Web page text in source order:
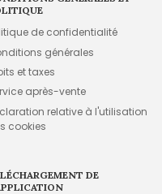
de confidentialité
générales
et taxes
après-vente
relative à l'utilisation
cookies
DE